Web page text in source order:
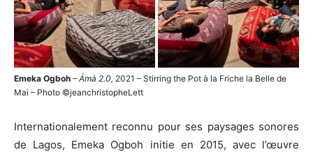
Emeka Ogboh – Ámà 2.0, 2021 – Stirring the Pot à la Friche la Belle de
Mai – Photo ©jeanchristopheLett
Internationalement reconnu pour ses paysages sonores
de Lagos, Emeka Ogboh initie en 2015, avec l’œuvre